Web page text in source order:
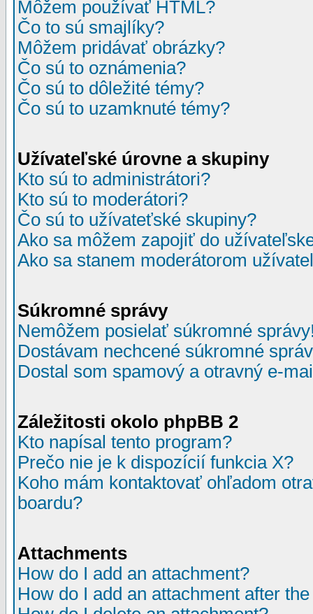
Môžem používať HTML?
Čo to sú smajlíky?
Môžem pridávať obrázky?
Čo sú to oznámenia?
Čo sú to dôležité témy?
Čo sú to uzamknuté témy?
Užívateľské úrovne a skupiny
Kto sú to administrátori?
Kto sú to moderátori?
Čo sú to užívateťské skupiny?
Ako sa môžem zapojiť do
Ako sa stanem moderátorom
Súkromné správy
Nemôžem posielať súkromné
Dostávam nechcené súkromné
Dostal som spamový a otravný e-
Záležitosti okolo phpBB 2
Kto napísal tento program?
Prečo nie je k dispozícií funkcia X?
Koho mám kontaktovať ohľadom
boardu?
Attachments
How do I add an attachment?
How do I add an attachment after